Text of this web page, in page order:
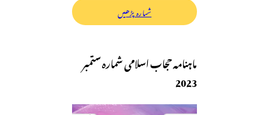
شمارہ پڑھیں
ماہنامہ حجاب اسلامی شمارہ ستمبر
2023